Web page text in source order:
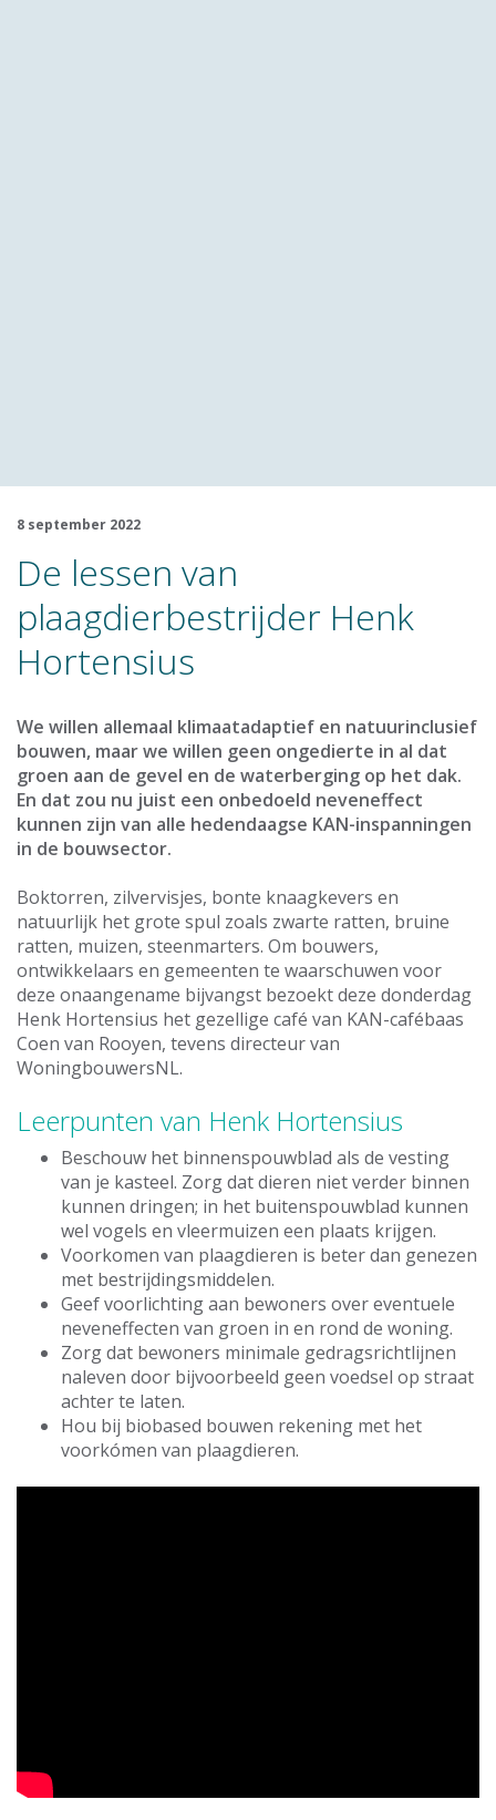
8 september 2022
De lessen van
plaagdierbestrijder Henk
Hortensius
We willen allemaal klimaatadaptief en natuurinclusief
bouwen, maar we willen geen ongedierte in al dat
groen aan de gevel en de waterberging op het dak.
En dat zou nu juist een onbedoeld neveneffect
kunnen zijn van alle hedendaagse KAN-inspanningen
in de bouwsector.
Boktorren, zilvervisjes, bonte knaagkevers en
natuurlijk het grote spul zoals zwarte ratten, bruine
ratten, muizen, steenmarters. Om bouwers,
ontwikkelaars en gemeenten te waarschuwen voor
deze onaangename bijvangst bezoekt deze donderdag
Henk Hortensius het gezellige café van KAN-cafébaas
Coen van Rooyen, tevens directeur van
WoningbouwersNL.
Leerpunten van Henk Hortensius
Beschouw het binnenspouwblad als de vesting
van je kasteel. Zorg dat dieren niet verder binnen
kunnen dringen; in het buitenspouwblad kunnen
wel vogels en vleermuizen een plaats krijgen.
Voorkomen van plaagdieren is beter dan genezen
met bestrijdingsmiddelen.
Geef voorlichting aan bewoners over eventuele
neveneffecten van groen in en rond de woning.
Zorg dat bewoners minimale gedragsrichtlijnen
naleven door bijvoorbeeld geen voedsel op straat
achter te laten.
Hou bij biobased bouwen rekening met het
voorkómen van plaagdieren.